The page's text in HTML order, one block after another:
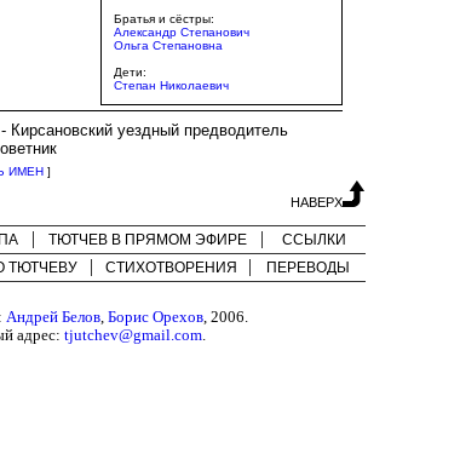
Братья и сёстры:
Александр Степанович
Ольга Степановна
Дети:
Степан Николаевич
Кирсановский уездный предводитель
ИМЕН ]
НАВЕРХ
ТЮТЧЕВ В ПРЯМОМ ЭФИРЕ
ССЫЛКИ
ТЮТЧЕВУ СТИХОТВОРЕНИЯ ПЕРЕВОДЫ
Андрей Белов, Борис Орехов, 2006.
адрес: tjutchev@gmail.com.